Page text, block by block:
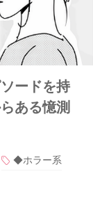
ードを持
ある憶測
◆ホラー系